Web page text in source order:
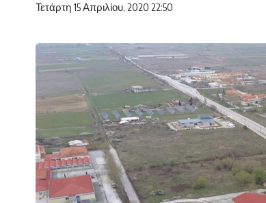
Τετάρτη 15 Απριλίου, 2020 22:50